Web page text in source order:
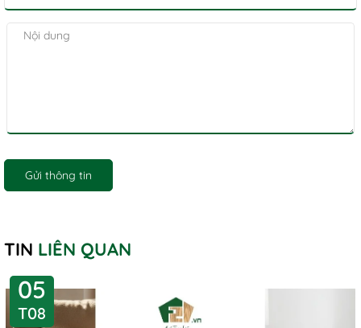
Gửi thông tin
TIN LIÊN QUAN
05
T08